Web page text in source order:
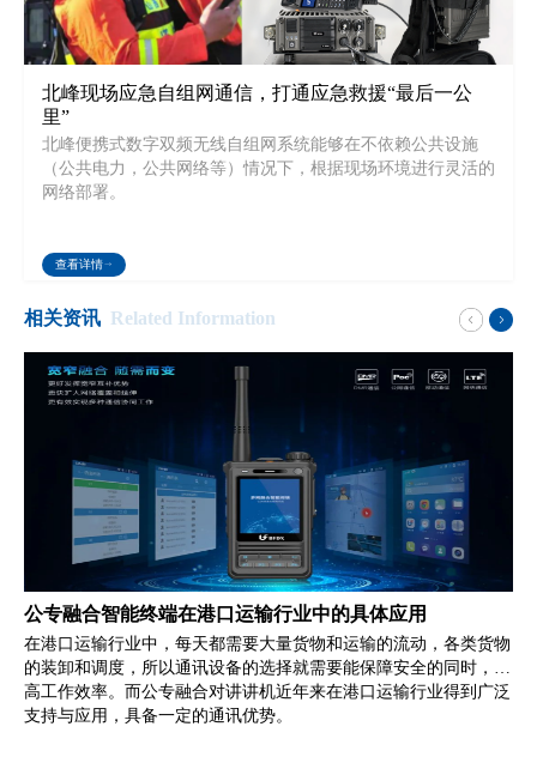
北峰现场应急自组网通信，打通应急救援“最后一公
里”
北峰便携式数字双频无线自组网系统能够在不依赖公共设施
（公共电力，公共网络等）情况下，根据现场环境进行灵活的
网络部署。
查看详情
相关资讯 Related Information
公专融合智能终端在港口运输行业中的具体应用
在港口运输行业中，每天都需要大量货物和运输的流动，各类货物
的装卸和调度，所以通讯设备的选择就需要能保障安全的同时，提
高工作效率。而公专融合对讲讲机近年来在港口运输行业得到广泛
支持与应用，具备一定的通讯优势。